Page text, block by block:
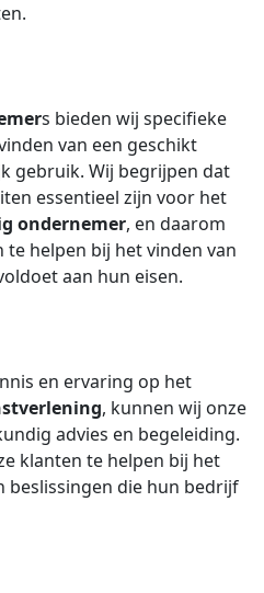
s bieden wij specifieke
van een geschikt
gebruik. Wij begrijpen dat
essentieel zijn voor het
ondernemer, en daarom
helpen bij het vinden van
aan hun eisen.
en ervaring op het
, kunnen wij onze
advies en begeleiding.
klanten te helpen bij het
beslissingen die hun bedrijf